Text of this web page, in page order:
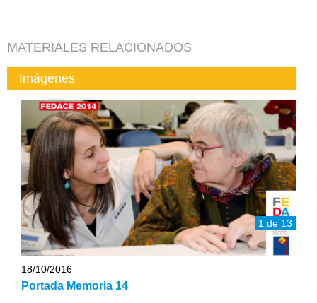
MATERIALES RELACIONADOS
Imágenes
1 de 13
18/10/2016
Portada Memoria 14